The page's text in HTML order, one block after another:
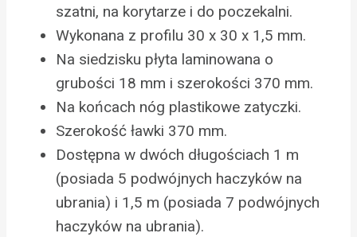
szatni, na korytarze i do poczekalni.
Wykonana z profilu 30 x 30 x 1,5 mm.
Na siedzisku płyta laminowana o
grubości 18 mm i szerokości 370 mm.
Na końcach nóg plastikowe zatyczki.
Szerokość ławki 370 mm.
Dostępna w dwóch długościach 1 m
(posiada 5 podwójnych haczyków na
ubrania) i 1,5 m (posiada 7 podwójnych
haczyków na ubrania).